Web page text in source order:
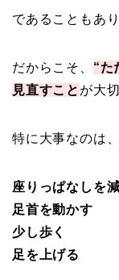
であることもあり
だからこそ、 “た
見直すこと が大
特に大事なのは、
座りっぱなしを
足首を動かす
少し歩く
足を上げる